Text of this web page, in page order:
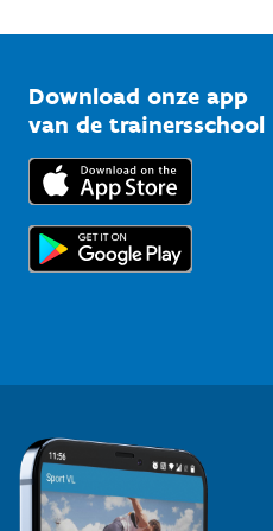
Bedrijven
Trainers en begeleiders
Topsporters
Vlaamse Trainersschool
Kennisplatform
Downloads
Voor de pers
Download onze app
van de trainersschool